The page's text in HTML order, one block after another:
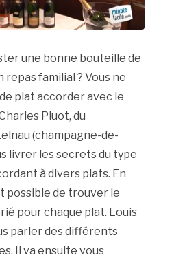
une bonne bouteille de
repas familial ? Vous ne
plat accorder avec le
Pluot, du
(champagne-de-
livrer les secrets du type
à divers plats. En
possible de trouver le
pour chaque plat. Louis
parler des différents
Il va ensuite vous